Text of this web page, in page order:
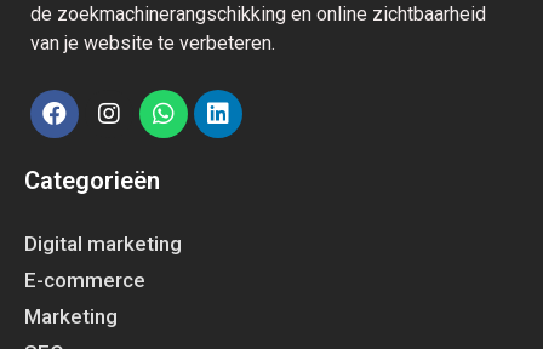
de zoekmachinerangschikking en online zichtbaarheid
van je website te verbeteren.
Categorieën
Digital marketing
E-commerce
Marketing